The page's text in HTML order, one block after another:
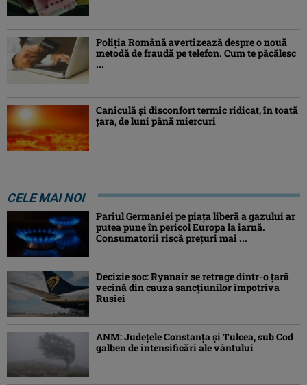
Poliția Română avertizează despre o nouă
metodă de fraudă pe telefon. Cum te păcălesc
...
Caniculă şi disconfort termic ridicat, în toată
ţara, de luni până miercuri
CELE MAI NOI
Pariul Germaniei pe piaţa liberă a gazului ar
putea pune în pericol Europa la iarnă.
Consumatorii riscă preţuri mai ...
Decizie șoc: Ryanair se retrage dintr-o țară
vecină din cauza sancțiunilor împotriva
Rusiei
ANM: Judeţele Constanţa şi Tulcea, sub Cod
galben de intensificări ale vântului